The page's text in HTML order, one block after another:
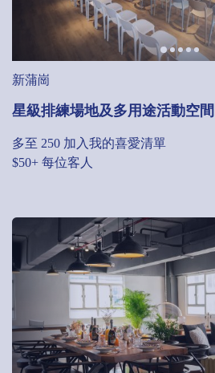
新蒲崗
星級排練場地及多用途活動空間
多至 250 加入我的喜愛清單
$50+ 每位客人